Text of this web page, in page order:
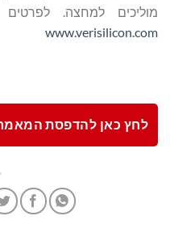
מוליכים למחצה.
www.verisilicon.com
לחץ כאן להדפסת